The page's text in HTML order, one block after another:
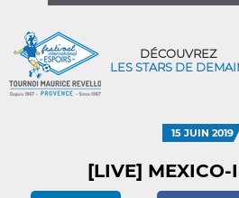
DÉCOUVREZ
LES STARS DE
15 JUIN 2019
[LIVE] MEXICO-